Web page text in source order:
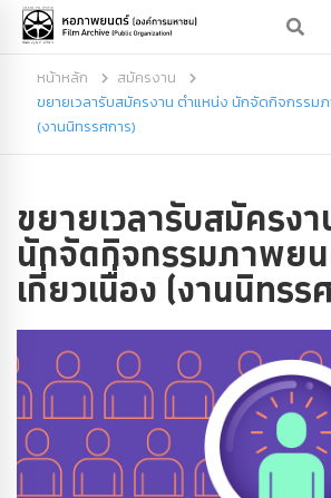
หน้าหลัก
สมัครงาน
ขยายเวลารับสมัครงาน ตำแหน่ง นักจัดกิจกรรม
(งานนิทรรศการ)
ขยายเวลารับสมัครง
นักจัดกิจกรรมภาพย
เกี่ยวเนื่อง (งานนิทรร